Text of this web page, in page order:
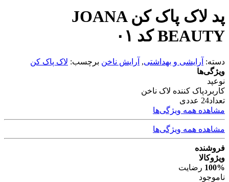
پد لاک پاک کن JOANA
BEAUTY کد ۰۱
دسته: آرایشی و بهداشتی, آرایش ناخن برچسب: لاک پاک کن
ویژگی‌ها
نوعپد
کاربردپاک کننده لاک ناخن
تعداد24 عددی
مشاهده همه ویژگی‌ها
مشاهده همه ویژگی‌ها
فروشنده
ویژوکالا
100% رضایت
ناموجود